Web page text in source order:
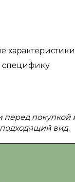
специфику
перед покупкой
вид.